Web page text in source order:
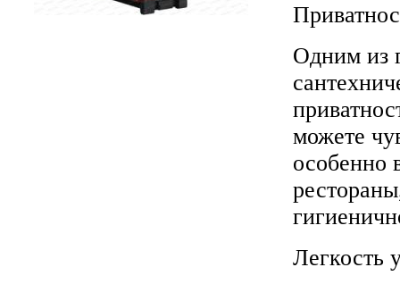
Одним из
можете
особенно
Легкость